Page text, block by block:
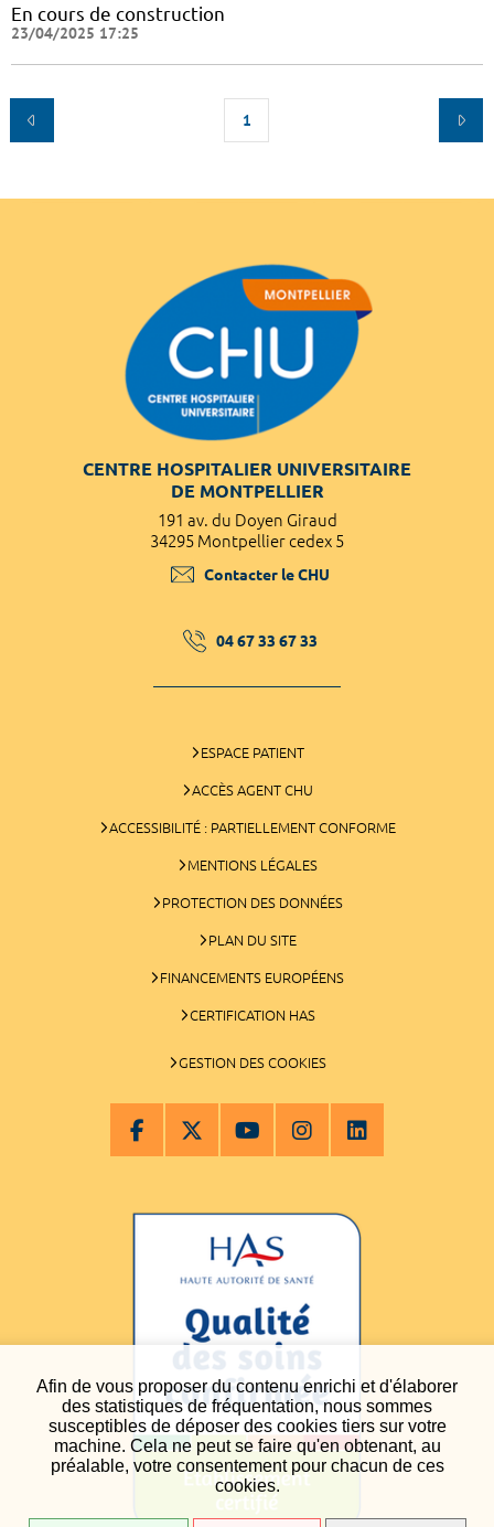
Afin de vous proposer du contenu enrichi et d'élaborer
des statistiques de fréquentation, nous sommes
susceptibles de déposer des cookies tiers sur votre
machine. Cela ne peut se faire qu'en obtenant, au
préalable, votre consentement pour chacun de ces
cookies.
En cours de construction
23/04/2025 17:25
1
CENTRE HOSPITALIER UNIVERSITAIRE
DE MONTPELLIER
191 av. du Doyen Giraud
34295 Montpellier cedex 5
Contacter le CHU
04 67 33 67 33
ESPACE PATIENT
ACCÈS AGENT CHU
ACCESSIBILITÉ : PARTIELLEMENT CONFORME
MENTIONS LÉGALES
PROTECTION DES DONNÉES
PLAN DU SITE
FINANCEMENTS EUROPÉENS
CERTIFICATION HAS
GESTION DES COOKIES